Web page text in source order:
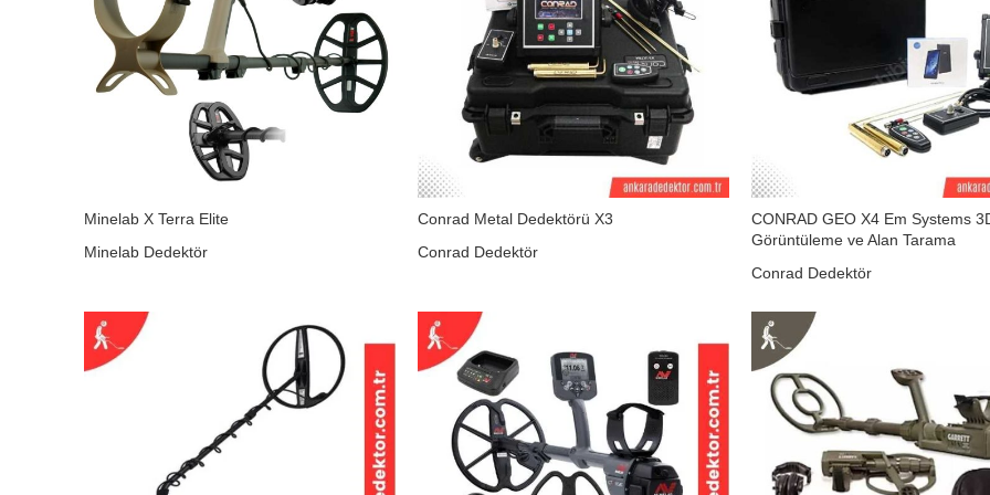
Minelab X Terra Elite
Minelab Dedektör
Conrad Metal Dedektörü X3
Conrad Dedektör
CONRAD GEO X4 Em Systems
Görüntüleme ve Alan Tarama
Conrad Dedektör